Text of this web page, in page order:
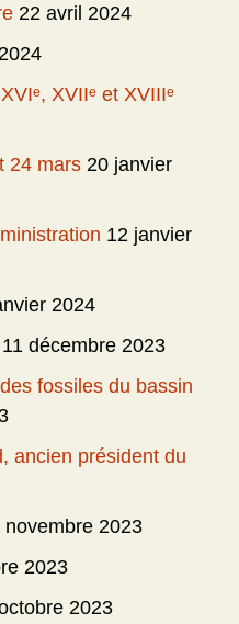
22 avril 2024
XVIIᵉ et XVIIIᵉ
24 mars 20 janvier
12 janvier
2024
11 décembre 2023
fossiles du bassin
ancien président du
novembre 2023
2023
2023